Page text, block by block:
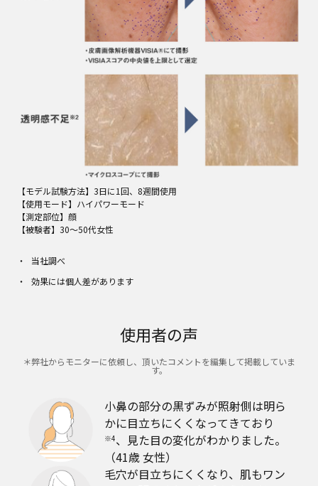
【モデル試験方法】3日に1回、8週間使用
【使用モード】ハイパワーモード
【測定部位】顔
【被験者】30～50代女性 ​
当社調べ
効果には個人差があります
使用者の声
＊弊社からモニターに依頼し、頂いたコメントを編集して掲載していま
す。
小鼻の部分の黒ずみが照射側は明ら
かに目立ちにくくなってきており
※4、見た目の変化がわかりました。
（41歳 女性）
毛穴が目立ちにくくなり、肌もワン